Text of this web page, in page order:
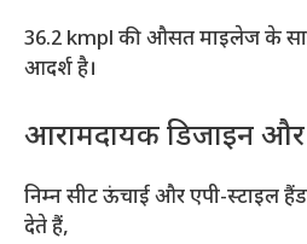
36.2 kmpl की औसत माइलेज के
आदर्श है।
आरामदायक डिजाइन
निम्न सीट ऊंचाई और एपी-स्टाइल
देते हैं,